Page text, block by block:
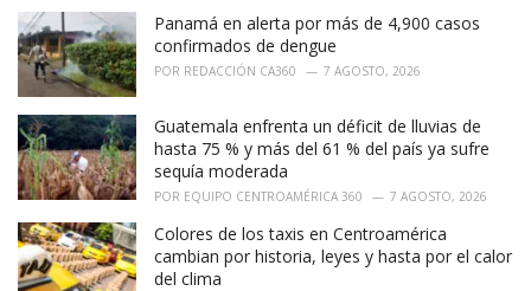
s
:
Panamá en alerta por más de 4,900 casos
confirmados de dengue
POR REDACCIÓN CA360 7 AGOSTO, 2026
Guatemala enfrenta un déficit de lluvias de
hasta 75 % y más del 61 % del país ya sufre
sequía moderada
POR EQUIPO CENTROAMÉRICA 360 7 AGOSTO, 2026
Colores de los taxis en Centroamérica
cambian por historia, leyes y hasta por el calor
del clima